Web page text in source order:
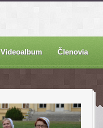
Videoalbum Členovia